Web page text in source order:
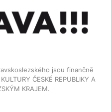
jsou finančně
ČESKÉ REPUBLIKY A
KRAJEM.